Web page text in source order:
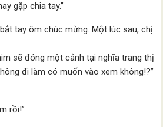
gặp chia tay.”
tay ôm chúc mừng. Một lúc sau, chị
sẽ đóng một cảnh tại nghĩa trang thị
đi làm có muốn vào xem không!?”
rồi!”